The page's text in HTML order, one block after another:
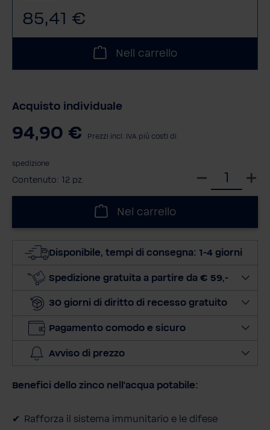
85,41 €
Nell carrello
Acquisto individuale
94,90 € Prezzi incl. IVA più costi di
spedizione
Contenuto: 12 pz.
z
n
l
q
Nel carrello
Disponibile, tempi di consegna: 1-4 giorni
Spedizione gratuita a partire da € 59,-
30 giorni di diritto di recesso gratuito
Pagamento comodo e sicuro
Avviso di prezzo
Benefici dello zinco nell'acqua potabile:
Rafforza il sistema immunitario e le difese